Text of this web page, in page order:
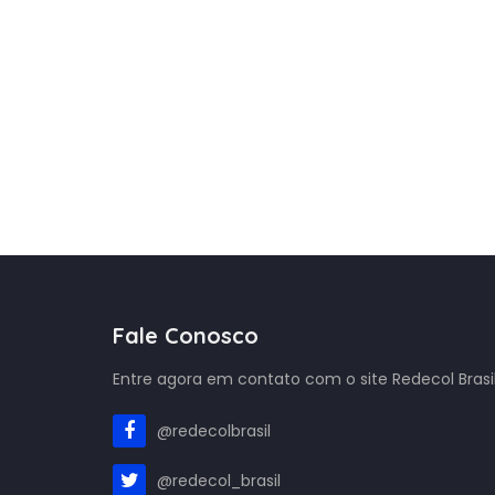
Fale Conosco
Entre agora em contato com o site Redecol
@redecolbrasil
@redecol_brasil